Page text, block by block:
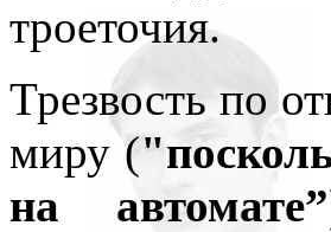
троеточия.
Трезвость по
миру (
на автомате”